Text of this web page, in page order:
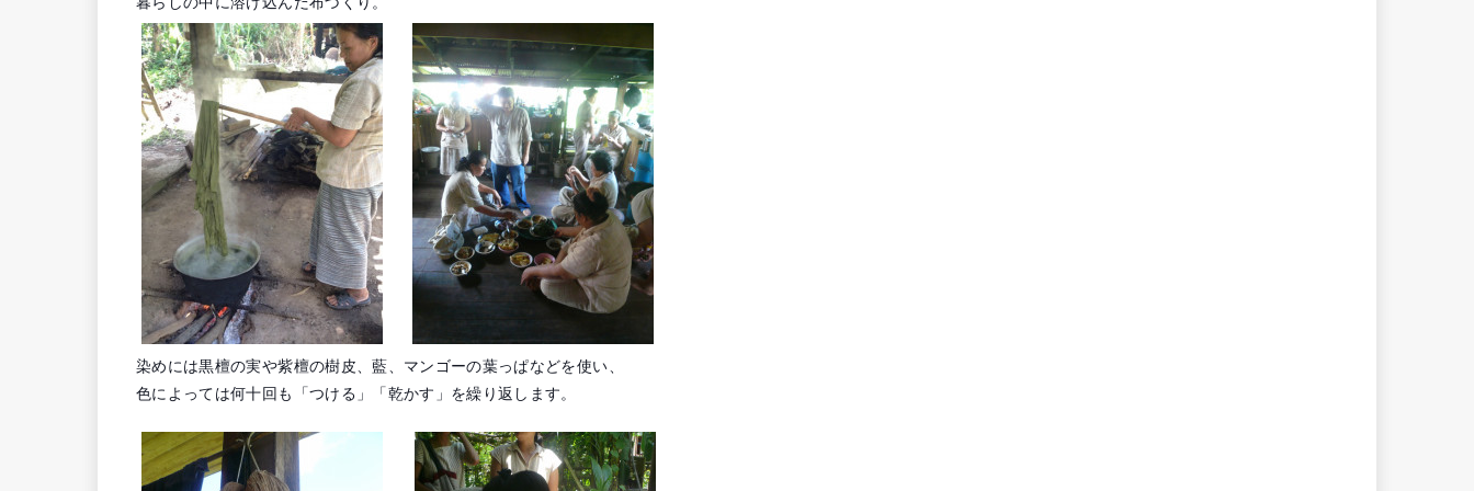
染めには黒檀の実や紫檀の樹皮、藍、マンゴーの葉っぱなどを使い、
色によっては何十回も「つける」「乾かす」を繰り返します。